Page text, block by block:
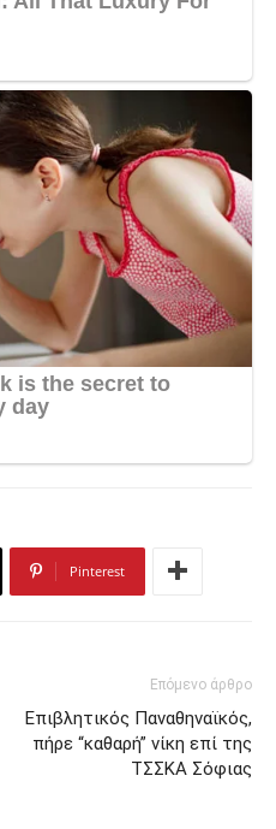
Pinterest
Επόμενο άρθρο
Επιβλητικός Παναθηναϊκός,
πήρε “καθαρή” νίκη επί της
ΤΣΣΚΑ Σόφιας